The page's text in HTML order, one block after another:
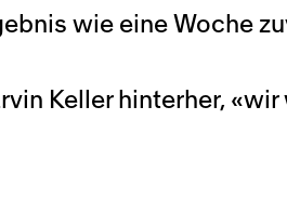
wie eine Woche
Keller hinterher,